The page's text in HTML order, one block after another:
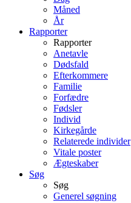
Måned
År
Rapporter
Rapporter
Anetavle
Dødsfald
Efterkommere
Familie
Forfædre
Fødsler
Individ
Kirkegårde
Relaterede individer
Vitale poster
Ægteskaber
Søg
Søg
Generel søgning